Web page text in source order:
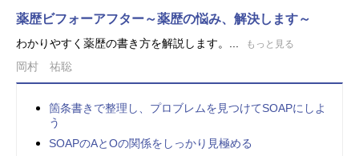
薬歴ビフォーアフター～薬歴の悩み、解決します～
わかりやすく薬歴の書き方を解説します。... もっと見る
岡村 祐聡
箇条書きで整理し、プロブレムを見つけてSOAPにしよ
う
SOAPのAとOの関係をしっかり見極める